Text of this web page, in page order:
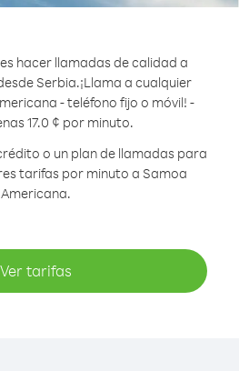
hacer llamadas de calidad a
Serbia.¡Llama a cualquier
- teléfono fijo o móvil! -
17.0 ¢ por minuto.
o un plan de llamadas para
tarifas por minuto a Samoa
Americana.
Ver tarifas